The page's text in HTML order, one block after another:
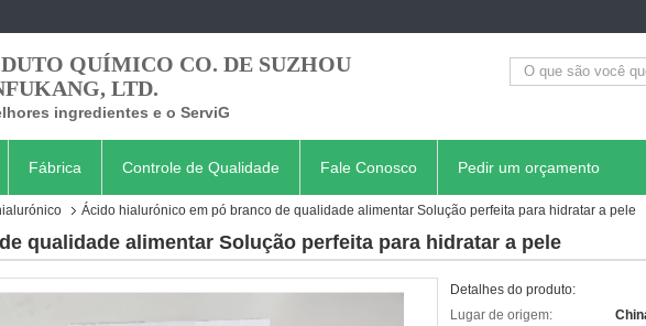
QUÍMICO CO. DE SUZHOU
LTD.
ingredientes e o ServiG
Fábrica Controle de Qualidade Fale Conosco Pedir um orçamento
Ácido hialurónico em pó branco de qualidade alimentar Solução perfeita para hidratar a pele
qualidade alimentar Solução perfeita para hidratar a pele
Detalhes do produto:
Lugar de origem: